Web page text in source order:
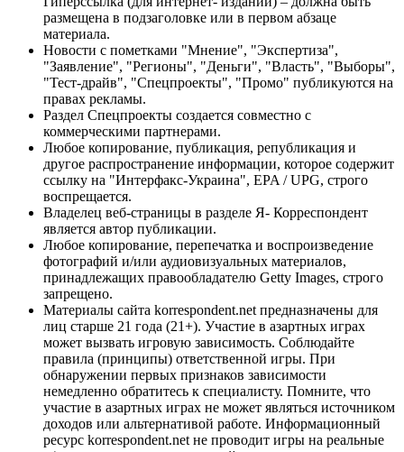
размещена в подзаголовке или в первом абзаце
материала.
Новости с пометками "Мнение", "Экспертиза",
"Заявление", "Регионы", "Деньги", "Власть", "Выборы",
"Тест-драйв", "Спецпроекты", "Промо" публикуются на
правах рекламы.
Раздел Спецпроекты создается совместно с
коммерческими партнерами.
Любое копирование, публикация, републикация и
другое распространение информации, которое содержит
ссылку на "Интерфакс-Украина", EPA / UPG, строго
воспрещается.
Владелец веб-страницы в разделе Я- Корреспондент
является автор публикации.
Любое копирование, перепечатка и воспроизведение
фотографий и/или аудиовизуальных материалов,
принадлежащих правообладателю Getty Images, строго
запрещено.
Материалы сайта korrespondent.net предназначены для
лиц старше 21 года (21+). Участие в азартных играх
может вызвать игровую зависимость. Соблюдайте
правила (принципы) ответственной игры. При
обнаружении первых признаков зависимости
немедленно обратитесь к специалисту. Помните, что
участие в азартных играх не может являться источником
доходов или альтернативой работе. Информационный
ресурс korrespondent.net не проводит игры на реальные